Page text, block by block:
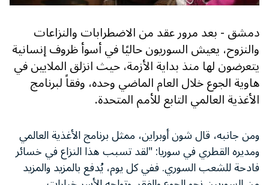
دمشق - بعد مرور عقد من الاضطرابات والنزاعات
والنزوح، يعيش السوريون حاليًا في أسوأ ظروف إنسانية
يتعرضون لها منذ بداية الأزمة، حيث انزلق الملايين في
هاوية الجوع خلال العام الماضي وحده، وفقاً لبرنامج
الأغذية العالمي التابع للأمم المتحدة.
ومن جانبه، قال شون أوبراين، ممثل برنامج الأغذية العالمي
ومديره القطري في سوريا: "لقد تسبب هذا النزاع في خسائر
فادحة للشعب السوري. ففي كل يوم، يُدفع بالمزيد والمزيد